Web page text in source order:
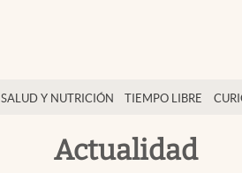
SALUD Y NUTRICIÓN TIEMPO LIBRE
Actualidad